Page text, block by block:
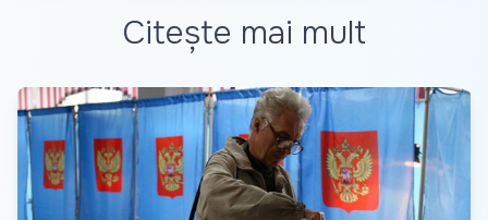
Citește mai mult